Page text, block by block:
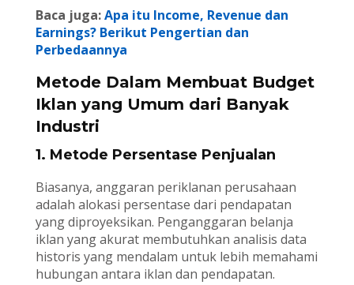
Baca juga:Apa itu Income, Revenue dan
Earnings? Berikut Pengertian dan
Perbedaannya
Metode Dalam Membuat Budget
Iklan yang Umum dari Banyak
Industri
1. Metode Persentase Penjualan
Biasanya, anggaran periklanan perusahaan
adalah alokasi persentase dari pendapatan
yang diproyeksikan. Penganggaran belanja
iklan yang akurat membutuhkan analisis data
historis yang mendalam untuk lebih memahami
hubungan antara iklan dan pendapatan.